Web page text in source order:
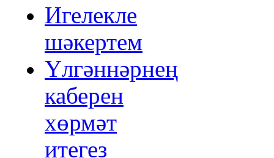
Игелекле
шәкертем
Үлгәннәрнең
каберен
хөрмәт
итегез